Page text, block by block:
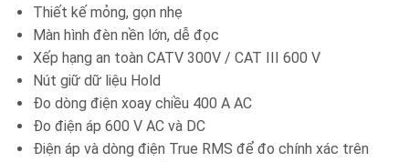
Thiết kế mỏng, gọn nhẹ
Màn hình đèn nền lớn, dễ đọc
Xếp hạng an toàn CATV 300V / CAT III 600 V
Nút giữ dữ liệu Hold
Đo dòng điện xoay chiều 400 A AC
Đo điện áp 600 V AC và DC
Điện áp và dòng điện True RMS để đo chính xác trên